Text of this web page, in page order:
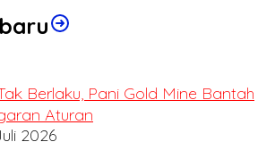
Berlaku, Pani Gold Mine Bantah
Aturan
2026